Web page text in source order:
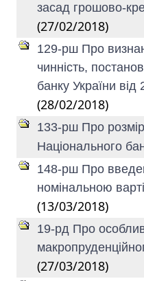
засад грошово-
(27/02/2018)
129-рш Про
чинність,
банку України
(28/02/2018)
133-рш Про розмір
Національного
148-рш Про
номінальною
(13/03/2018)
19-рд Про
(27/03/2018)